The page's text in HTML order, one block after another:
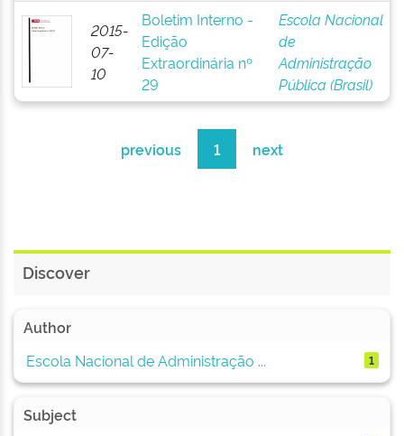
2015-
07-
10
Boletim Interno -
Edição
Extraordinária nº
29
Escola Nacional
de
Administração
Pública (Brasil)
previous 1 next
Discover
Author
Escola Nacional de Administração ...
1
Subject